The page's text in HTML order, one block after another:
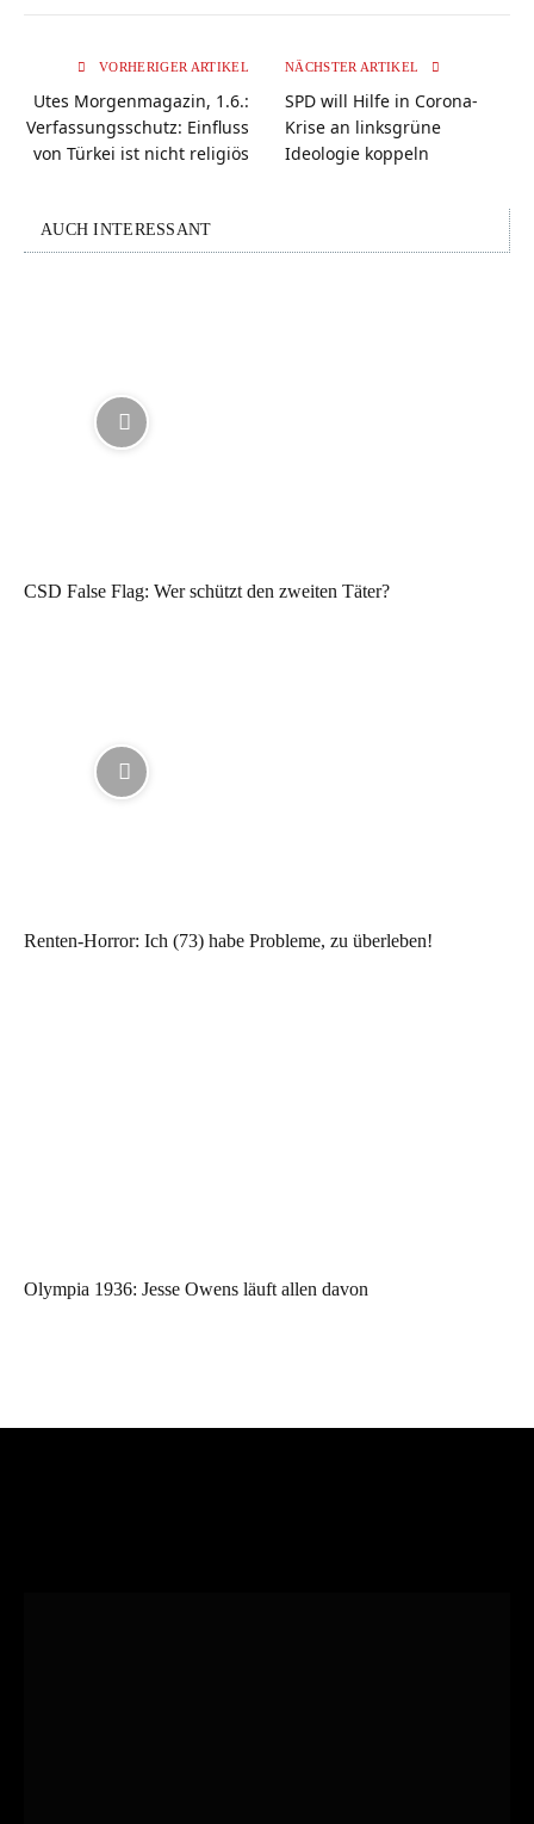
VORHERIGER ARTIKEL
Utes Morgenmagazin, 1.6.:
Verfassungsschutz: Einfluss
von Türkei ist nicht religiös
NÄCHSTER ARTIKEL
SPD will Hilfe in Corona-
Krise an linksgrüne
Ideologie koppeln
AUCH INTERESSANT
CSD False Flag: Wer schützt den zweiten Täter?
Renten-Horror: Ich (73) habe Probleme, zu überleben!
Olympia 1936: Jesse Owens läuft allen davon